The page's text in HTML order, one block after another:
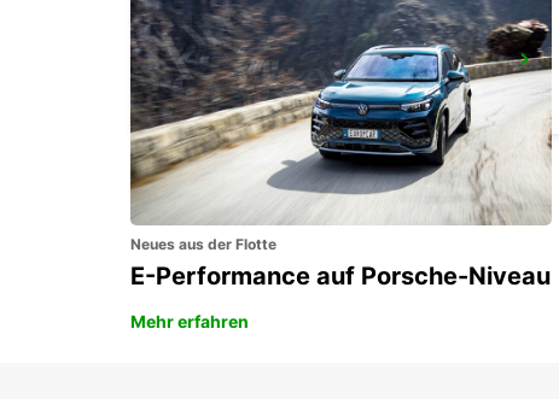
TANGIER-IBN BATOUTA FLUGHAFEN
TANGIER - MOROCCO
Neues aus der Flotte
E-Performance auf Porsche-Niveau
Mehr erfahren